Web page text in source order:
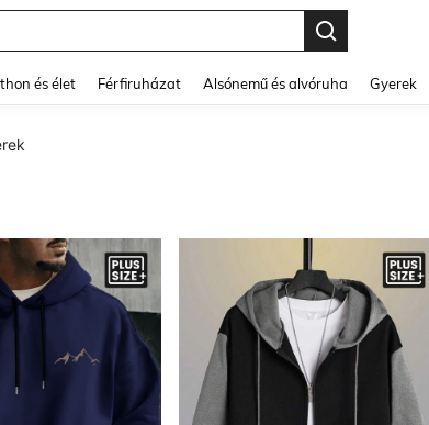
és élet Férfiruházat Alsónemű és alvóruha Gyerek